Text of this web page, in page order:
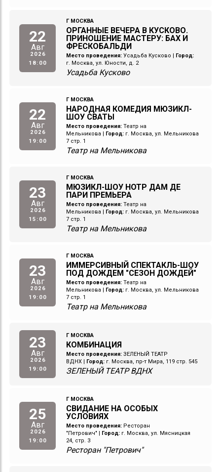
22
Авг
2026
18:00
Г МОСКВА
ОРГАННЫЕ ВЕЧЕРА В КУСКОВО.
ПРИНОШЕНИЕ МАСТЕРУ: БАХ И
ФРЕСКОБАЛЬДИ
Место проведения: Усадьба Кусково
Город:
г. Москва, ул. Юности, д. 2
Усадьба Кусково
22
Авг
2026
19:00
Г МОСКВА
НАРОДНАЯ КОМЕДИЯ МЮЗИКЛ-
ШОУ СВАТЫ
Место проведения: Театр на
Мельникова
Город: г. Москва, ул. Мельникова
7 стр. 1
Театр на Мельникова
23
Авг
2026
15:00
Г МОСКВА
МЮЗИКЛ-ШОУ НОТР ДАМ ДЕ
ПАРИ ПРЕМЬЕРА
Место проведения: Театр на
Мельникова
Город: г. Москва, ул. Мельникова
7 стр. 1
Театр на Мельникова
23
Авг
2026
19:00
Г МОСКВА
ИММЕРСИВНЫЙ СПЕКТАКЛЬ-ШОУ
ПОД ДОЖДЕМ "СЕЗОН ДОЖДЕЙ"
Место проведения: Театр на
Мельникова
Город: г. Москва, ул. Мельникова
7 стр. 1
Театр на Мельникова
23
Авг
2026
19:00
Г МОСКВА
КОМБИНАЦИЯ
Место проведения: ЗЕЛЕНЫЙ ТЕАТР
ВДНХ | Город: г. Москва, пр-т Мира, 119 стр. 545
ЗЕЛЕНЫЙ ТЕАТР ВДНХ
25
Авг
2026
19:00
Г МОСКВА
СВИДАНИЕ НА ОСОБЫХ
УСЛОВИЯХ
Место проведения: Ресторан
"Петрович"
Город: г. Москва, ул. Мясницкая
24, стр. 3
Ресторан "Петрович"